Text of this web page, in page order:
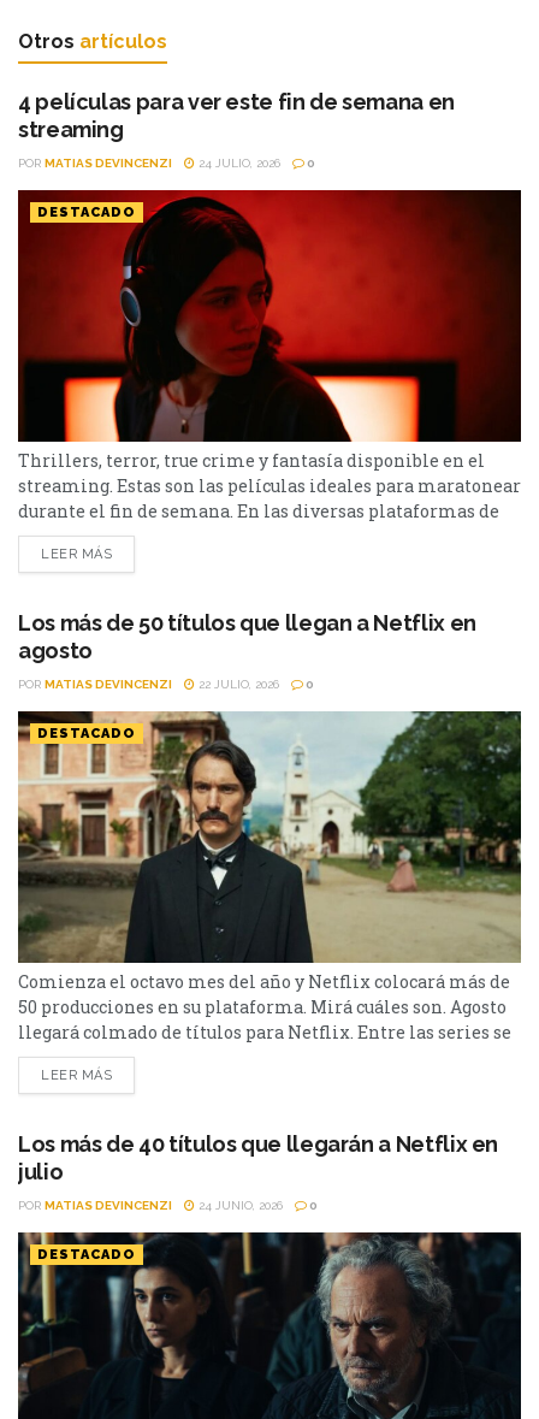
Otros artículos
4 películas para ver este fin de semana en
streaming
POR MATIAS DEVINCENZI 24 JULIO, 2026 0
DESTACADO
Thrillers, terror, true crime y fantasía disponible en el
streaming. Estas son las películas ideales para maratonear
durante el fin de semana. En las diversas plataformas de
streaming aparecen propuestas para todos los gustos: desde
un thriller español cargado de tensión y conspiraciones,
película de terror psicológico y el esperado regreso de...
LEER MÁS
Los más de 50 títulos que llegan a Netflix en
agosto
POR MATIAS DEVINCENZI 22 JULIO, 2026 0
DESTACADO
Comienza el octavo mes del año y Netflix colocará más de
50 producciones en su plataforma. Mirá cuáles son. Agosto
llegará colmado de títulos para Netflix. Entre las series se
destacan: Moria y la segunda parte de Cien Años de
Soledad, además de Toda la verdad de mis mentiras. Como
de...
LEER MÁS
Los más de 40 títulos que llegarán a Netflix en
julio
POR MATIAS DEVINCENZI 24 JUNIO, 2026 0
DESTACADO